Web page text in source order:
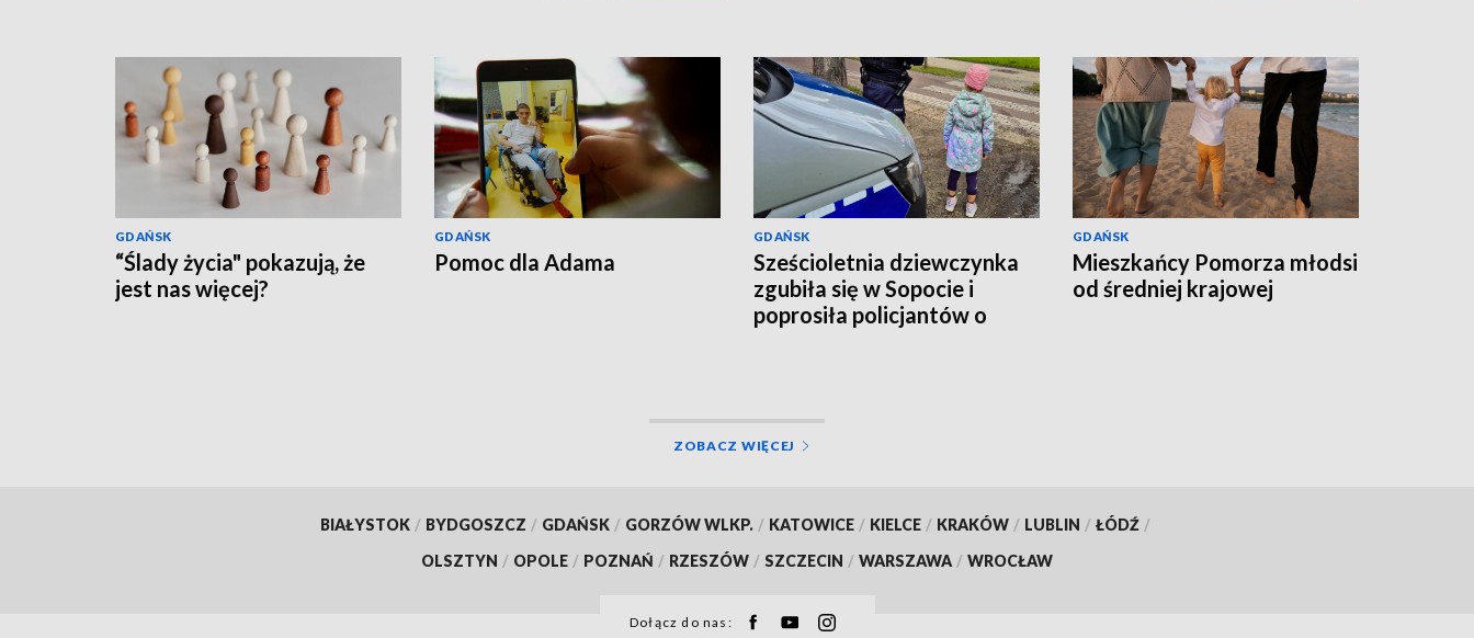
GDAŃSK
“Ślady życia" pokazują, że
jest nas więcej?
GDAŃSK
Pomoc dla Adama
GDAŃSK
Sześcioletnia dziewczynka
zgubiła się w Sopocie i
poprosiła policjantów o
GDAŃSK
Mieszkańcy Pomorza młodsi
od średniej krajowej
ZOBACZ WIĘCEJ
BIAŁYSTOK / BYDGOSZCZ / GDAŃSK / GORZÓW WLKP. / KATOWICE / KIELCE / KRAKÓW / LUBLIN / ŁÓDŹ /
OLSZTYN / OPOLE / POZNAŃ / RZESZÓW / SZCZECIN / WARSZAWA / WROCŁAW
Dołącz do nas: